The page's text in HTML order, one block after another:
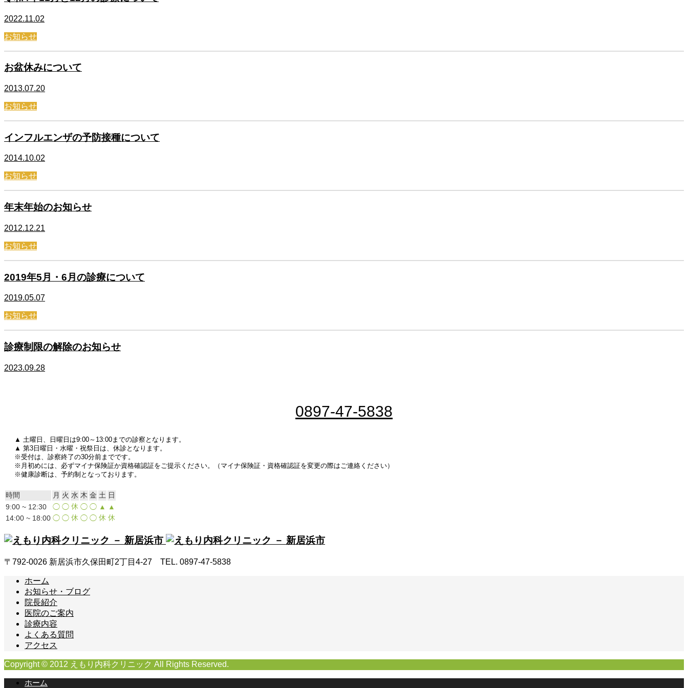
2022.11.02
お知らせ
お盆休みについて
2013.07.20
お知らせ
インフルエンザの予防接種について
2014.10.02
お知らせ
年末年始のお知らせ
2012.12.21
お知らせ
2019年5月・6月の診療について
2019.05.07
お知らせ
診療制限の解除のお知らせ
2023.09.28
0897-47-5838
▲ 土曜日、日曜日は9:00～13:00までの診察となります。
▲ 第3日曜日・水曜・祝祭日は、休診となります。
※受付は、診察終了の30分前までです。
※月初めには、必ずマイナ保険証か資格確認証をご提示ください。（マイナ保険証・資格確認証を変更の際はご連絡ください）
※健康診断は、予約制となっております。
時間 月 火 水 木 金 土 日
9:00 ~ 12:30
◯ ◯ 休 ◯ ◯ ▲
▲
14:00 ~ 18:00 ◯ ◯ 休 ◯ ◯ 休 休
〒792-0026 新居浜市久保田町2丁目4-27 TEL. 0897-47-5838
ホーム
お知らせ・ブログ
院長紹介
医院のご案内
診療内容
よくある質問
アクセス
Copyright © 2012 えもり内科クリニック All Rights Reserved.
ホーム